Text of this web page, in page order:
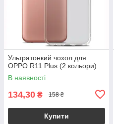
Ультратонкий чохол для
OPPO R11 Plus (2 кольори)
В наявності
134,30 ₴ 158 ₴
Купити